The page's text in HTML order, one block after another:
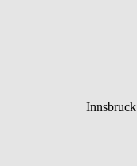
Innsbruck